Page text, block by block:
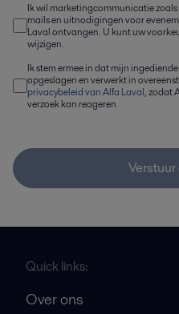
Ik wil marketingcommunicatie
mails en uitnodigingen voor
Laval ontvangen. U kunt uw
wijzigen.
Ik stem ermee in dat mijn
opgeslagen en verwerkt in
privacybeleid van Alfa Laval, zodat
verzoek kan reageren.
Quick links:
Over ons